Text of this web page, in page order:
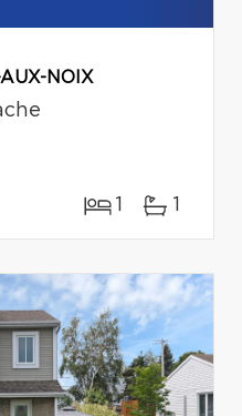
NOIX
1 1